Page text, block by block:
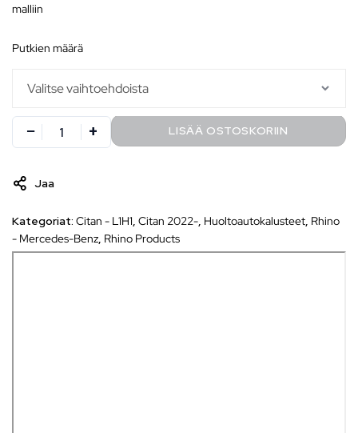
malliin
putkien määrä
LISÄÄ OSTOSKORIIN
Jaa
Kategoriat: Citan - L1H1, Citan 2022-, Huoltoautokalusteet, Rhino
- Mercedes-Benz, Rhino Products